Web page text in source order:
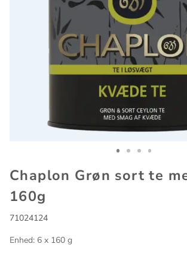
Chaplon Grøn sort te
160g
71024124
Enhed: 6 x 160 g